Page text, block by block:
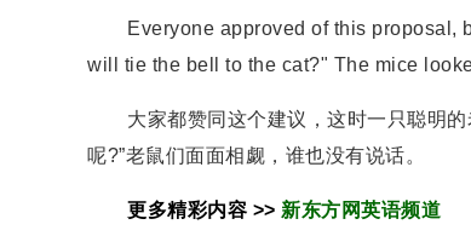
Everyone approved of this proposal,
will tie the bell to the cat?" The mice
大家都赞同这个建议，这时一只聪明的
呢?”老鼠们面面相觑，谁也没有说话。
更多精彩内容 >> 新东方网英语频道